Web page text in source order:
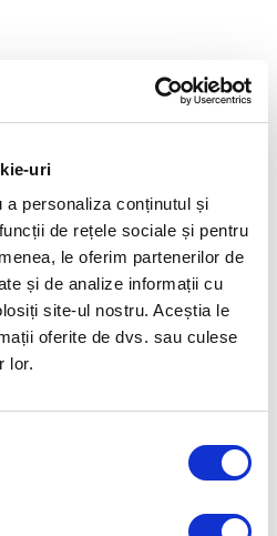
uri
a personaliza conținutul și
de rețele sociale și pentru
le oferim partenerilor de
și de analize informații cu
site-ul nostru. Aceștia le
oferite de dvs. sau culese
lor.
manageriale intr-o
puternic orientata catre
urmarea
de lucru in leadership,
intre managerii echipe
spatiu in care subiectele
deschis si constructiv.
Academia de
, multi-modulara, „Servant